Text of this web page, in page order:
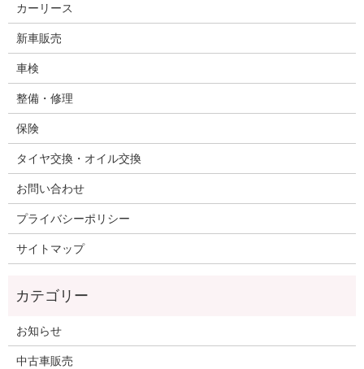
カーリース
新車販売
車検
整備・修理
保険
タイヤ交換・オイル交換
お問い合わせ
プライバシーポリシー
サイトマップ
お知らせ
中古車販売